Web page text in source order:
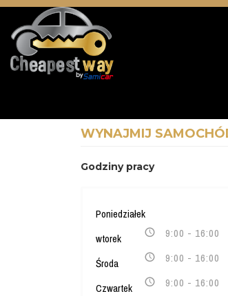
WYNAJMIJ
Godziny pracy
Poniedziałek
9:00 - 16:00
wtorek
9:00 - 16:00
Środa
9:00 - 16:00
Czwartek